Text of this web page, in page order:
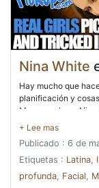
Nina White
Hay mucho que
planificación y
Menos mal que Nina
literalmente está
semana y las dos
y suministros de
Kixxx, regresan del
luciendo tan
Publicado : 6 de
Etiquetas : Latina,
profunda, Facial,